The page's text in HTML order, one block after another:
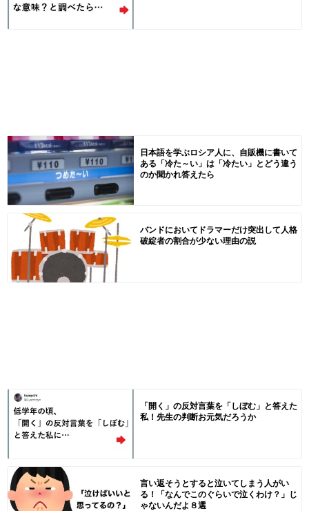
日本語を学ぶロシア人に、自販機に書いて
ある「冷た～い」は「冷たい」とどう違う
のか聞かれ答えたら
バンドにおいてドラマーだけ突出して人格
破綻者の割合が少ない理由の説
「開く」の反対言葉を「しぼむ」と答えた
私！先生の判断お元気だろうか
言い返そうとすると泣いてしまう人がい
る！「なんでこのぐらいで泣くわけ？」じ
ゃないんだよ８選